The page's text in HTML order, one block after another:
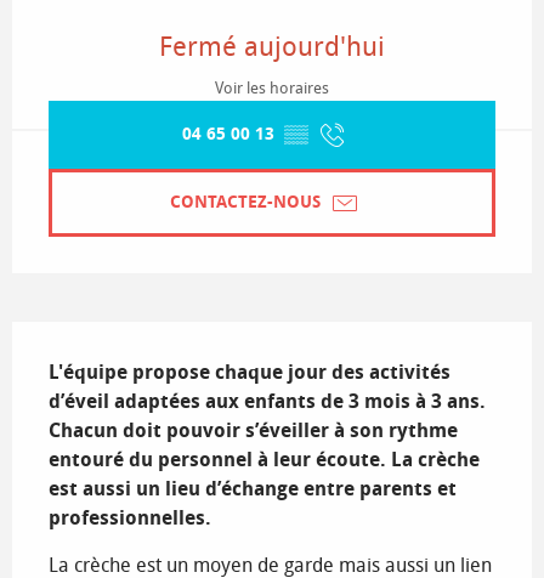
Fermé aujourd'hui
Voir les horaires
04 65 00 13 ▒▒
CONTACTEZ-NOUS
L'équipe propose chaque jour des activités
d’éveil adaptées aux enfants de 3 mois à 3 ans.
Chacun doit pouvoir s’éveiller à son rythme
entouré du personnel à leur écoute. La crèche
est aussi un lieu d’échange entre parents et
professionnelles.
La crèche est un moyen de garde mais aussi un lien